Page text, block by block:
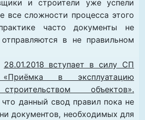
и строители уже успели
все сложности процесса этого
часто документы не
в не правильном
28.01.2018 вступает в силу СП
«Приёмка в эксплуатацию
объектов».
данный свод правил пока не
документов, необходимых для